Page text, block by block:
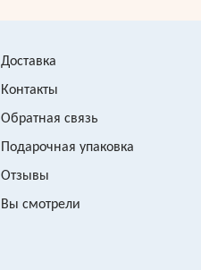
Доставка
Контакты
Обратная связь
Подарочная упаковка
Отзывы
Вы смотрели